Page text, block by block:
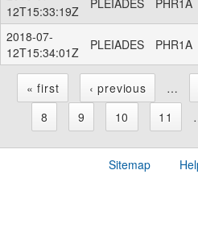
12T15:33:19Z
2018-07-
12T15:34:01Z
PLEIADES PHR1A
« first ‹ previous …
8
9 10 11
Sitemap